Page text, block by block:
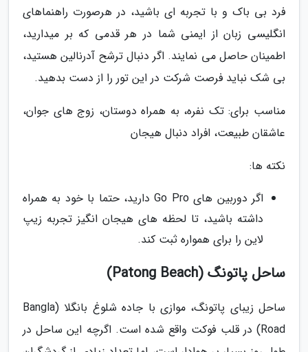
فرد بی باک و با تجربه ای باشید، در هرصورت راهنماهای
انگلیسی زبان از ایمنی شما در هر قدمی که بر میدارید،
اطمینان حاصل می نمایند. اگر دنبال ترشح آدرنالین هستید،
بی شک نباید فرصت شرکت در این تور را از دست بدهید.
مناسب برای: تک نفره، به همراه دوستان، زوج های جوان،
عاشقان طبیعت، افراد دنبال هیجان
نکته ها:
اگر دوربین های Go Pro دارید، حتما با خود به همراه
داشته باشید، تا لحظه های هیجان انگیز تجربه زیپ
لاین را برای همواره ثبت کند.
ساحل پاتونگ (Patong Beach)
ساحل زیبای پاتونگ، موازی با جاده شلوغ بانگلا (Bangla
Road) در قلب فوکت واقع شده است. اگرچه این ساحل در